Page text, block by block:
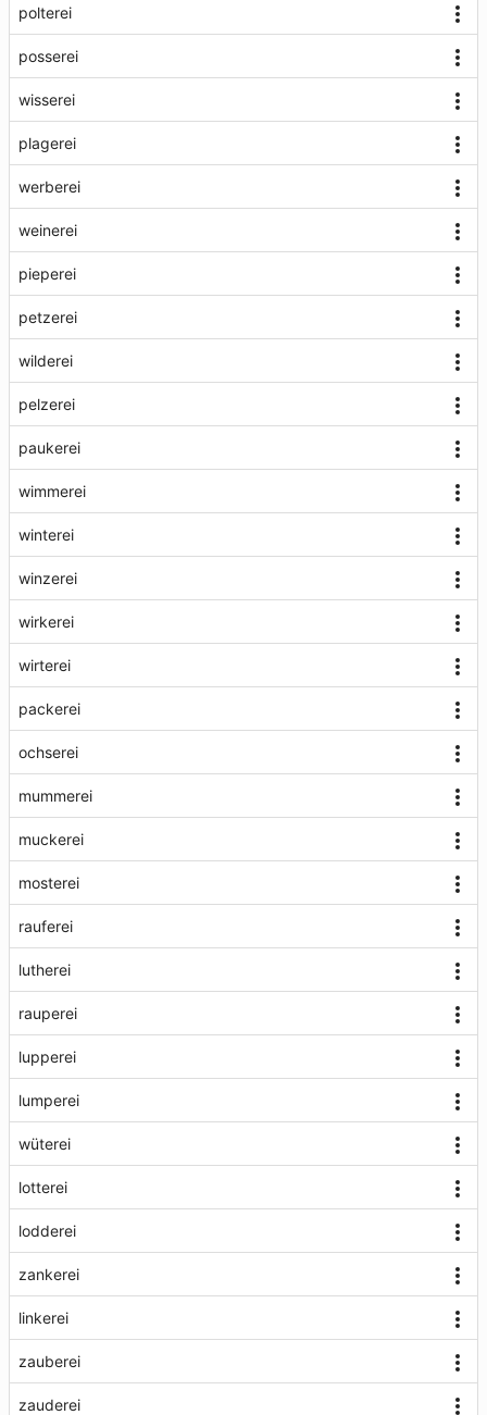
polterei
posserei
wisserei
plagerei
werberei
weinerei
pieperei
petzerei
wilderei
pelzerei
paukerei
wimmerei
winterei
winzerei
wirkerei
wirterei
packerei
ochserei
mummerei
muckerei
mosterei
rauferei
lutherei
rauperei
lupperei
lumperei
wüterei
lotterei
lodderei
zankerei
linkerei
zauberei
zauderei